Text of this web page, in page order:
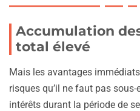
Accumulation
total élevé
Mais les avantages
risques qu’il ne faut pas
intérêts durant la période de